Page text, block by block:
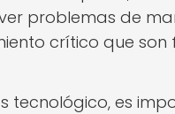
problemas de
crítico que
tecnológico, es